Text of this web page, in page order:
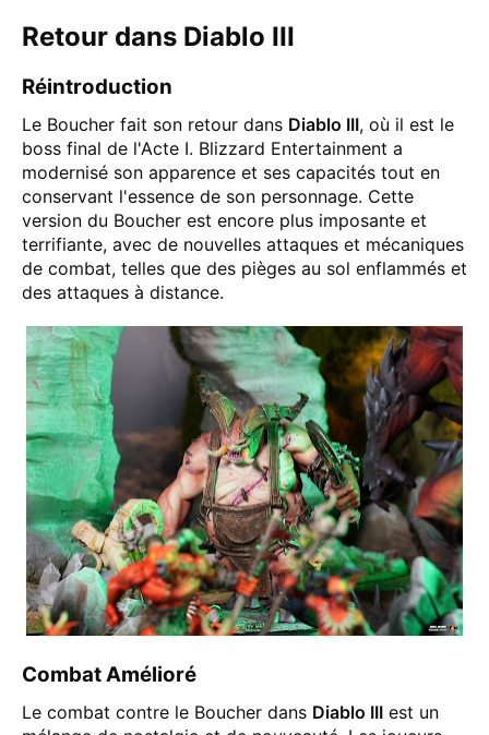
Retour dans Diablo III
Réintroduction
Le Boucher fait son retour dans Diablo III, où il est le
boss final de l'Acte I. Blizzard Entertainment a
modernisé son apparence et ses capacités tout en
conservant l'essence de son personnage. Cette
version du Boucher est encore plus imposante et
terrifiante, avec de nouvelles attaques et mécaniques
de combat, telles que des pièges au sol enflammés et
des attaques à distance.
Combat Amélioré
Le combat contre le Boucher dans Diablo III est un